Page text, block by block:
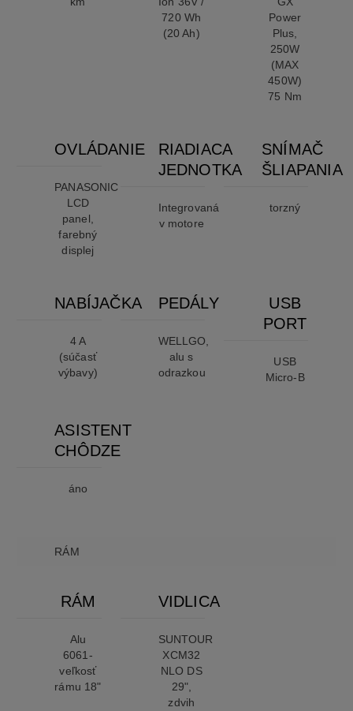
720 Wh
(20 Ah)
Power
Plus,
250W
(MAX
450W)
75 Nm
OVLÁDANIE
PANASONIC
LCD
panel,
farebný
displej
RIADIACA
JEDNOTKA
Integrovaná
v motore
SNÍMAČ
ŠLIAPANIA
torzný
NABÍJAČKA
4 A
(súčasť
výbavy)
PEDÁLY
WELLGO,
alu s
odrazkou
USB
PORT
USB
Micro-B
ASISTENT
CHÔDZE
áno
RÁM
RÁM
Alu
6061-
veľkosť
rámu 18"
VIDLICA
SUNTOUR
XCM32
NLO DS
29",
zdvih